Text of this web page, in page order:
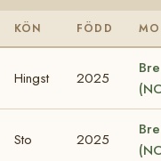
KÖN FÖDD
Hingst 2025
Sto 2025